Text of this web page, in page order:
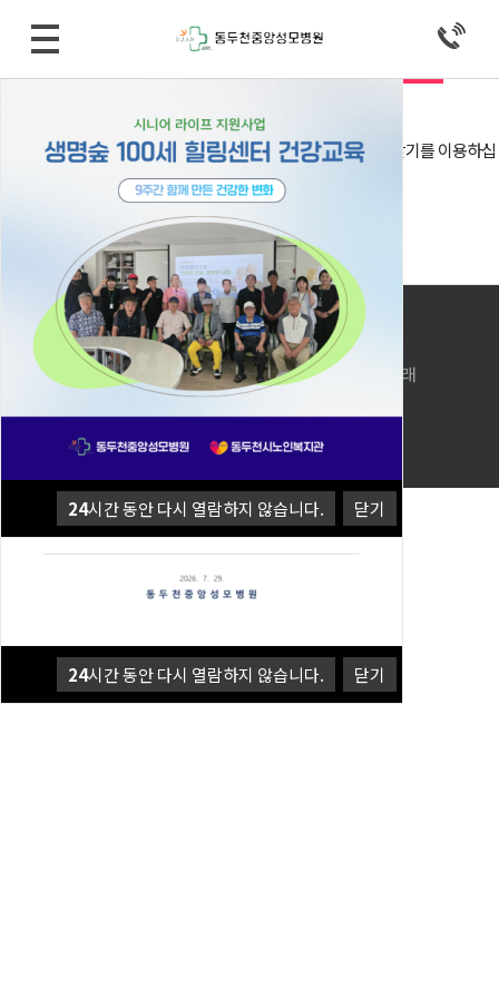
24시간 동안 다시 열람하지 않습니다. 닫기
24시간 동안 다시 열람하지 않습니다. 닫기
로그인
회원아이디 및 비밀번호가 기억 안나실 때는 아이디/비밀번호 찾기를 이용하십
아직 회원이 아니시라면 회원으로 가입 후 이용해 주십시오.
아이디 비밀번호 찾기
메인으로 돌아가기
PC버전으로 보기
상호: 동두천중앙성모병원 │대표자 : 윤석진, 조황래
사업자번호 : 127-91-27170
주소: 경기도 동두천시 동광로 53(생연동)